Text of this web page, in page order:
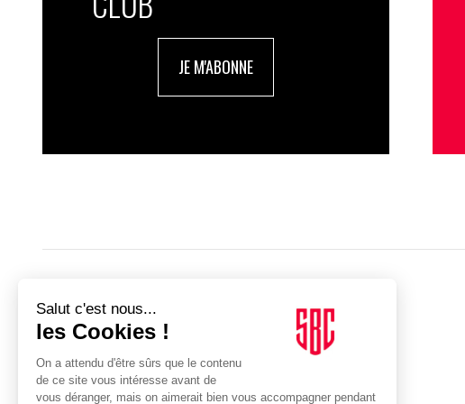
JE M'ABONNE